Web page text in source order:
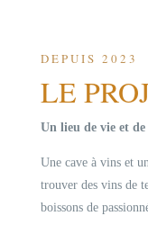
DEPUIS 2023
LE
Un lieu de vie et
Une cave à vins et
trouver des vins de
boissons de